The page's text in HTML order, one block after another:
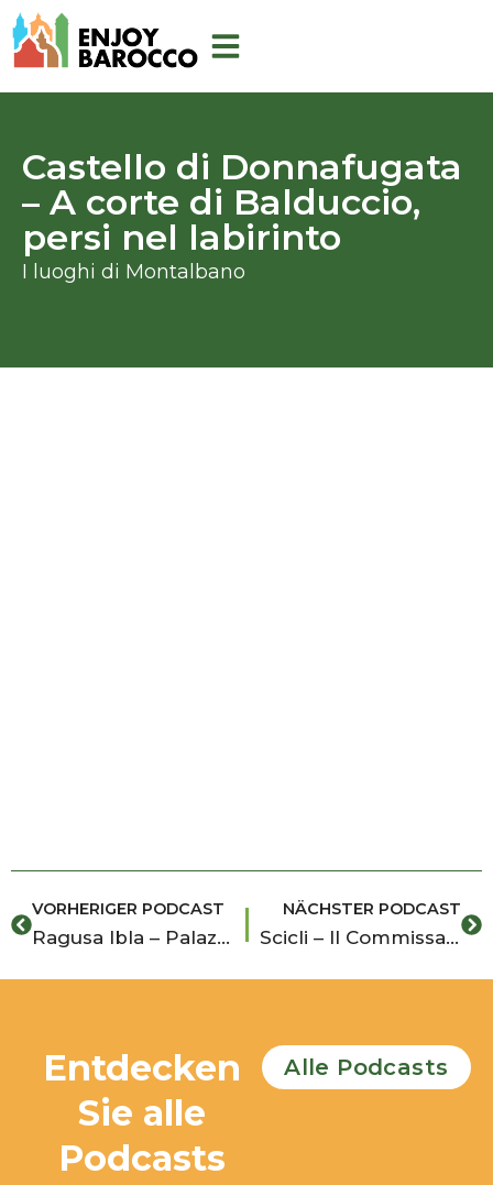
Zum
Inhalt
Castello di Donnafugata
– A corte di Balduccio,
persi nel labirinto
I luoghi di Montalbano
Zurück
VORHERIGER PODCAST
Ragusa Ibla – Palazzo La Rocca e il Giardino Ibleo
NÄCHSTER PODCAST
Scicli – Il Commissariato di Vigata – Palazzo Spadaro
Entdecken
Sie alle
Podcasts
Alle Podcasts